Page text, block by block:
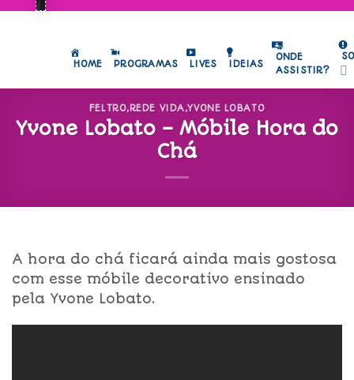
HOME PROGRAMAS LIVES IDEIAS
ONDE
ASSISTIR?
FELTRO,REDE VIDA,YVONE LOBATO
Yvone Lobato – Móbile Hora do
Chá
A hora do chá ficará ainda mais gostosa
com esse móbile decorativo ensinado
pela Yvone Lobato.